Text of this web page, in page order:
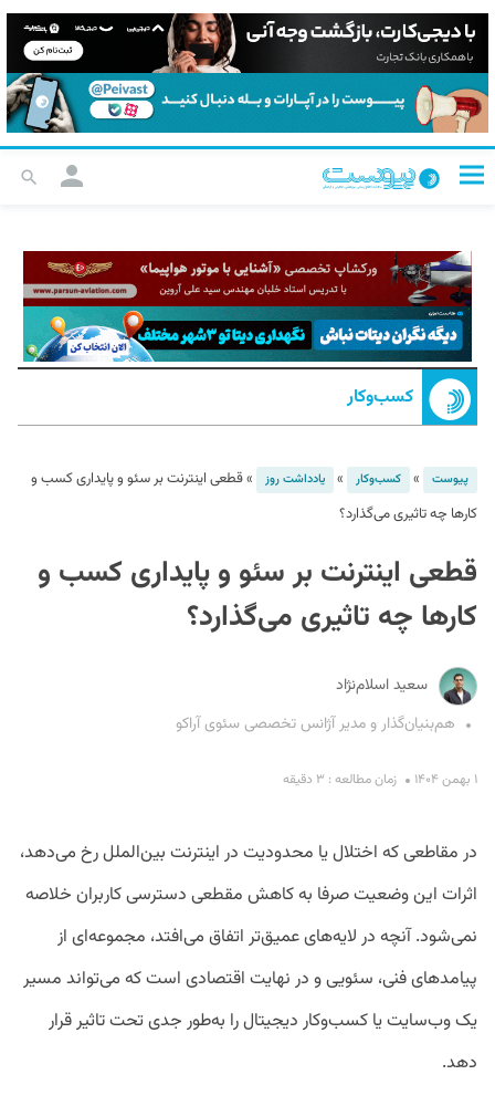
کسب‌و‌کار
پیوست » کسب‌و‌کار » یادداشت روز »قطعی اینترنت بر سئو و پایداری کسب و
کارها چه تاثیری می‌گذارد؟
قطعی اینترنت بر سئو و پایداری کسب و
کارها چه تاثیری می‌گذارد؟
سعید اسلام‌نژاد
هم‌بنیان‌گذار و مدیر آژانس تخصصی سئوی آراکو
۱ بهمن ۱۴۰۴ زمان مطالعه : ۳ دقیقه
در مقاطعی که اختلال یا محدودیت در اینترنت بین‌الملل رخ می‌دهد،
اثرات این وضعیت صرفا به کاهش مقطعی دسترسی کاربران خلاصه
نمی‌شود. آنچه در لایه‌های عمیق‌تر اتفاق می‌افتد، مجموعه‌ای از
پیامدهای فنی، سئویی و در نهایت اقتصادی است که می‌تواند مسیر
یک وب‌سایت یا کسب‌وکار دیجیتال را به‌طور جدی تحت تاثیر قرار
دهد.